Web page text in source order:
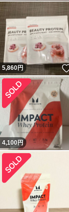
5,860円
4,100円